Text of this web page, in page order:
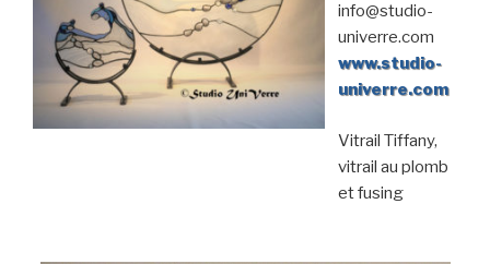
info@studio-
univerre.com
www.studio-
univerre.com
Vitrail Tiffany,
vitrail au plomb
et fusing